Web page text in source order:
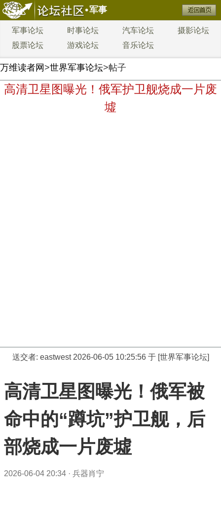
军事
军事论坛 时事论坛 汽车论坛
摄影论坛
股票论坛
游戏论坛 音乐论坛
万维读者网 >世界军事论坛>帖子
高清卫星图曝光！俄军护卫舰烧成一片废
墟
送交者: eastwest2026-06-05 10:25:56 于 [世界军事论坛]
高清卫星图曝光！俄军被
命中的“蹲坑”护卫舰，后
部烧成一片废墟
2026-06-04 20:34 · 兵器肖宁